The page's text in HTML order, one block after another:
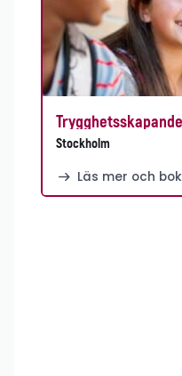
Stockholm
Läs mer och